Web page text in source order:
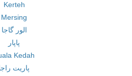
Kerteh
Mersing
الور گاجا
پاپار
Kedah
پاریت